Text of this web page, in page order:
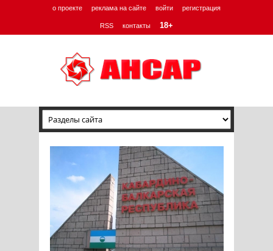
о проекте реклама на сайте войти регистрация
RSS контакты 18+